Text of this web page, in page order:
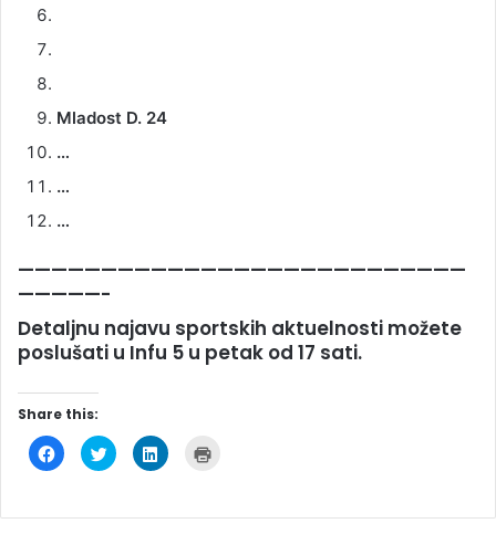
Mladost D. 24
…
…
…
———————————————————————————
—————-
Detaljnu najavu sportskih aktuelnosti možete
poslušati u Infu 5 u petak od 17 sati.
Share this:
C
l
t
C
l
t
C
l
t t